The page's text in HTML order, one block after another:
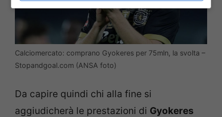
Calciomercato: comprano Gyokeres per 75mln, la svolta –
Stopandgoal.com (ANSA foto)
Da capire quindi chi alla fine si
aggiudicherà le prestazioni di Gyokeres